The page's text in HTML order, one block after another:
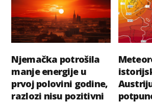
Njemačka potrošila
manje energije u
prvoj polovini godine,
razlozi nisu pozitivni